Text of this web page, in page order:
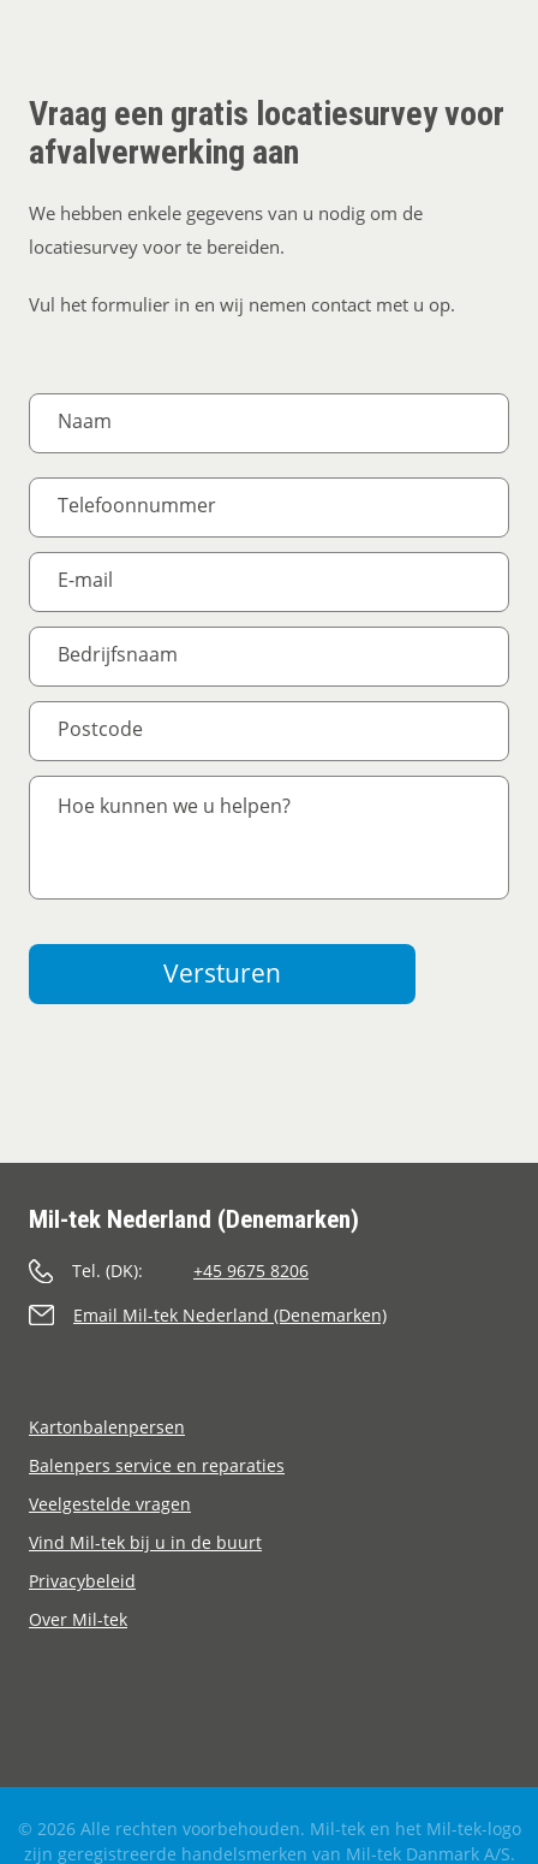
Vraag een gratis locatiesurvey voor
afvalverwerking aan
We hebben enkele gegevens van u nodig om de
locatiesurvey voor te bereiden.
Vul het formulier in en wij nemen contact met u op.
Versturen
Mil-tek Nederland (Denemarken)
Tel. (DK):
+45 9675 8206
Email Mil-tek Nederland (Denemarken)
Kartonbalenpersen
Balenpers service en reparaties
Veelgestelde vragen
Vind Mil-tek bij u in de buurt
Privacybeleid
Over Mil-tek
© 2026 Alle rechten voorbehouden. Mil-tek en het Mil-tek-logo
zijn geregistreerde handelsmerken van Mil-tek Danmark A/S.